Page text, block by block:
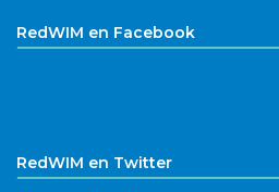
RedWIM en Facebook
RedWIM en Twitter